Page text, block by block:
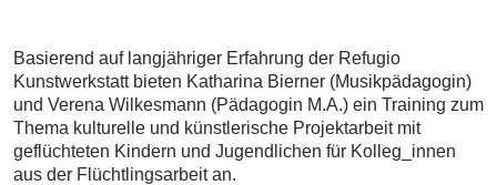
Basierend auf langjähriger Erfahrung der Refugio
Kunstwerkstatt bieten Katharina Bierner (Musikpädagogin)
und Verena Wilkesmann (Pädagogin M.A.) ein Training zum
Thema kulturelle und künstlerische Projektarbeit mit
geflüchteten Kindern und Jugendlichen für Kolleg_innen
aus der Flüchtlingsarbeit an.